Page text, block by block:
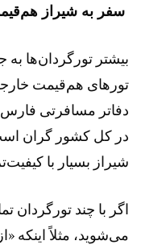
سفر به شیراز
بیشتر تورگردان‌ها
تور‌های هم‌قیمت
دفاتر مسافرتی
در کل کشور گران
شیراز بسیار با
اگر با چند تورگردان
می‌شوید، مثلاً اینکه